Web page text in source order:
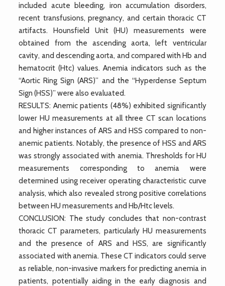
included acute bleeding, iron accumulation disorders,
recent transfusions, pregnancy, and certain thoracic CT
artifacts. Hounsfield Unit (HU) measurements were
obtained from the ascending aorta, left ventricular
cavity, and descending aorta, and compared with Hb and
hematocrit (Htc) values. Anemia indicators such as the
“Aortic Ring Sign (ARS)” and the “Hyperdense Septum
Sign (HSS)” were also evaluated.
RESULTS: Anemic patients (48%) exhibited significantly
lower HU measurements at all three CT scan locations
and higher instances of ARS and HSS compared to non-
anemic patients. Notably, the presence of HSS and ARS
was strongly associated with anemia. Thresholds for HU
measurements corresponding to anemia were
determined using receiver operating characteristic curve
analysis, which also revealed strong positive correlations
between HU measurements and Hb/Htc levels.
CONCLUSION: The study concludes that non-contrast
thoracic CT parameters, particularly HU measurements
and the presence of ARS and HSS, are significantly
associated with anemia. These CT indicators could serve
as reliable, non-invasive markers for predicting anemia in
patients, potentially aiding in the early diagnosis and